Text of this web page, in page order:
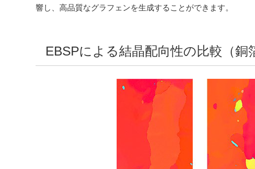
響し、高品質なグラフェンを生成することができます。
EBSPによる結晶配向性の比較（銅